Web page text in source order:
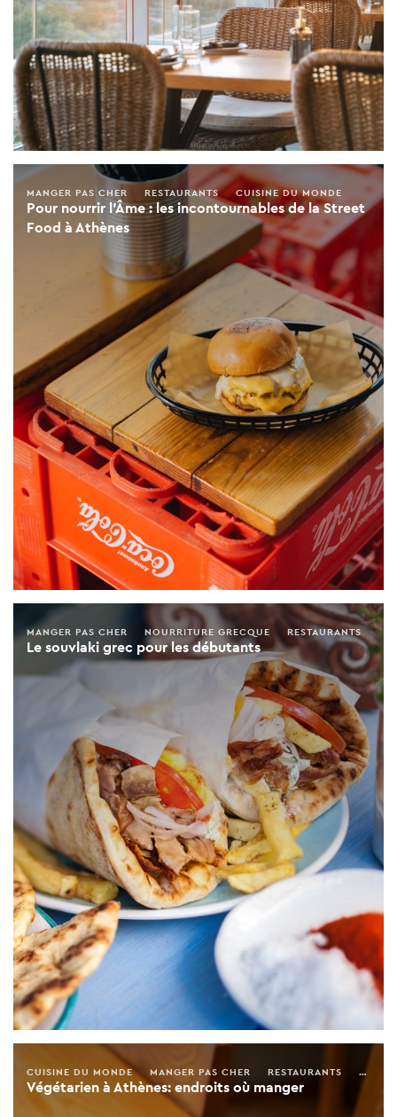
Pour nourrir l’Âme : les incontournables de la Street
Food à Athènes
MANGER PAS CHER RESTAURANTS CUISINE DU MONDE
Le souvlaki grec pour les débutants
MANGER PAS CHER NOURRITURE GRECQUE RESTAURANTS
Végétarien à Athènes: endroits où manger
CUISINE DU MONDE MANGER PAS CHER RESTAURANTS LGBT+